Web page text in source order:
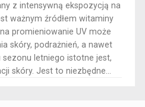
z intensywną ekspozycją na
ważnym źródłem witaminy
promieniowanie UV może
skóry, podrażnień, a nawet
letniego istotne jest,
skóry. Jest to niezbędne...